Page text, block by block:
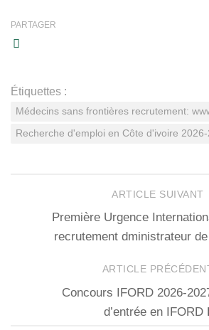
PARTAGER
Étiquettes :
Médecins sans frontières recrutement:
Recherche d'emploi en Côte d'ivoire
ARTICLE SUIVANT
Première Urgence
recrutement dministrateur
ARTICLE
Concours IFORD 2026-
d’entrée en IFORD